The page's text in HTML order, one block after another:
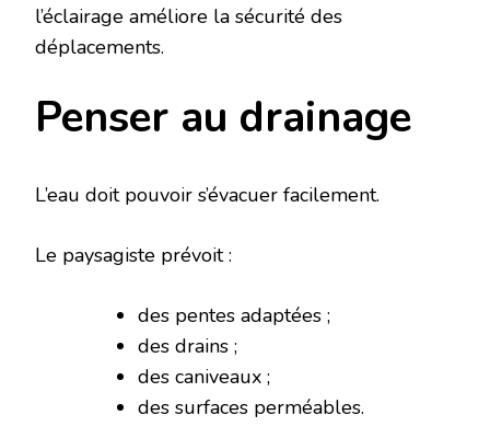
l’éclairage améliore la sécurité des
déplacements.
Penser au drainage
L’eau doit pouvoir s’évacuer facilement.
Le paysagiste prévoit :
des pentes adaptées ;
des drains ;
des caniveaux ;
des surfaces perméables.